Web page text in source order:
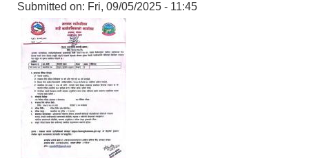
Submitted on: Fri, 09/05/2025 - 11:45